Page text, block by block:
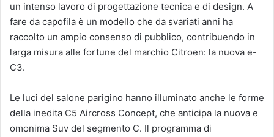
un intenso lavoro di progettazione tecnica e di design. A
fare da capofila è un modello che da svariati anni ha
raccolto un ampio consenso di pubblico, contribuendo in
larga misura alle fortune del marchio Citroen: la nuova e-
C3.
Le luci del salone parigino hanno illuminato anche le forme
della inedita C5 Aircross Concept, che anticipa la nuova e
omonima Suv del segmento C. Il programma di